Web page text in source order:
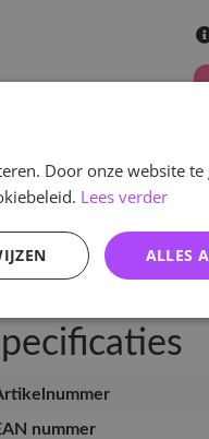
nummer
Door onze website
Lees verder
ALLES